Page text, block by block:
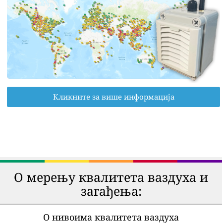
Кликните за више информација
О мерењу квалитета ваздуха и
загађења:
О нивоима квалитета ваздуха